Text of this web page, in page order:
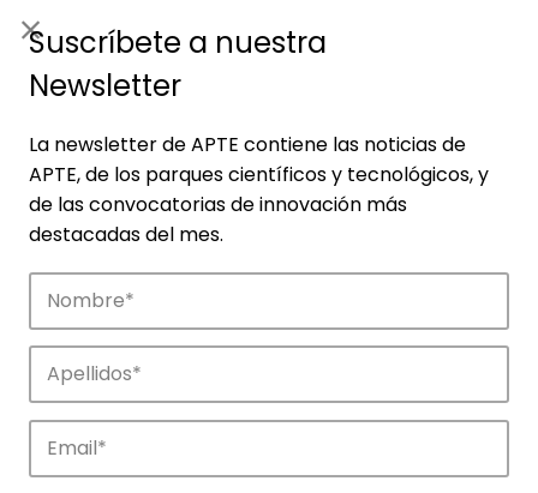
Empresas
Descubre las empresas que impulsan la
innovación en los parques de APTE.
Suscríbete a nuestra
Newsletter
La newsletter de APTE contiene las noticias de
APTE, de los parques científicos y tecnológicos, y
de las convocatorias de innovación más
destacadas del mes.